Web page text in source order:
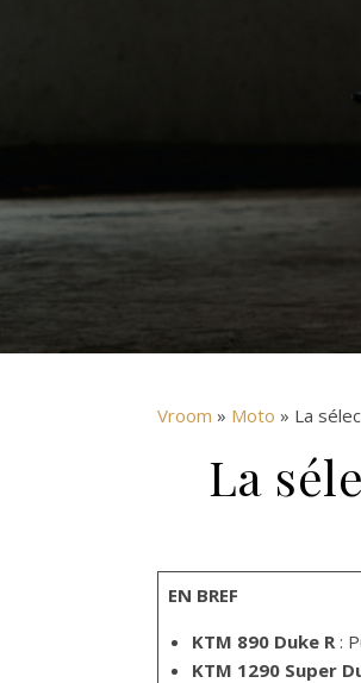
Vroom » Moto » La
La
EN BREF
KTM 890 Duke R:
KTM 1290 Super